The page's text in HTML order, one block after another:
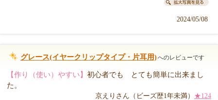
2024/05/08
グレース(イヤークリップタイプ・片耳用)へのレビューです
【作り（使い）やすい】 初心者でも とても簡単に出来まし
た。
京えりさん（ビーズ歴1年未満） ★124